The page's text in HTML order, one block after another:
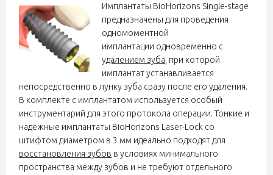
Имплантаты BioHorizons Single-stage
предназначены для проведения
одномоментной
имплантации одновременно с
удалением зуба , при которой
имплантат устанавливается
непосредственно в лунку зуба сразу после его удаления.
В комплекте с имплантатом используется особый
инструментарий для этого протокола операции. Тонкие и
надёжные имплантаты BioHorizons Laser-Lock со
штифтом диаметром в 3 мм идеально подходят для
восстановления зубов в условиях минимального
пространства между зубов и не требуют отдельного